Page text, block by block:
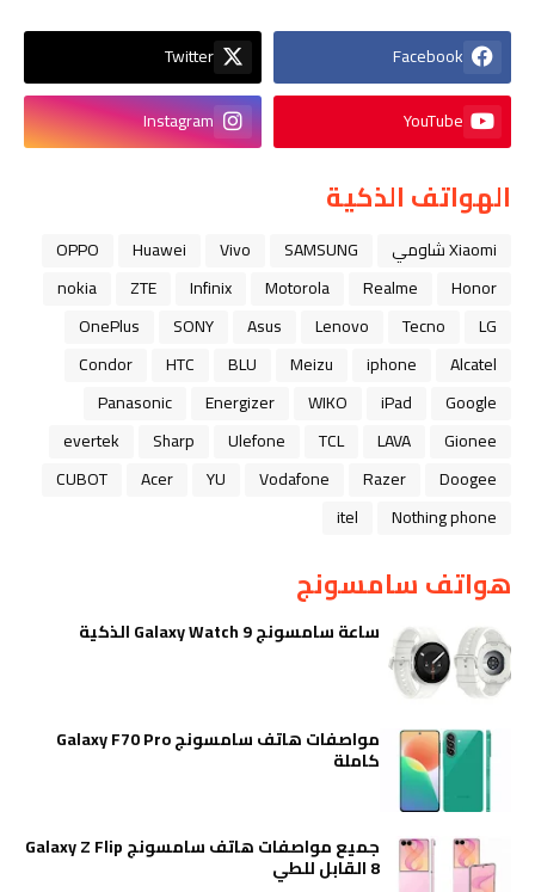
Facebook
Twitter
YouTube
Instagram
الهواتف الذكية
Xiaomi شاومي SAMSUNG
Vivo
Huawei
OPPO
Honor
Realme
Motorola
Infinix
ZTE
nokia
LG
Tecno
Lenovo
Asus
SONY
OnePlus
Alcatel
iphone
Meizu
BLU
HTC
Condor
Google
iPad
WIKO
Energizer
Panasonic
Gionee
LAVA
TCL
Ulefone
Sharp
evertek
Doogee
Razer
Vodafone
YU
Acer
CUBOT
Nothing phone
itel
هواتف سامسونج
ساعة سامسونج Galaxy Watch 9 الذكية
مواصفات هاتف سامسونج Galaxy F70 Pro
كاملة
جميع مواصفات هاتف سامسونج Galaxy Z Flip
8 القابل للطي